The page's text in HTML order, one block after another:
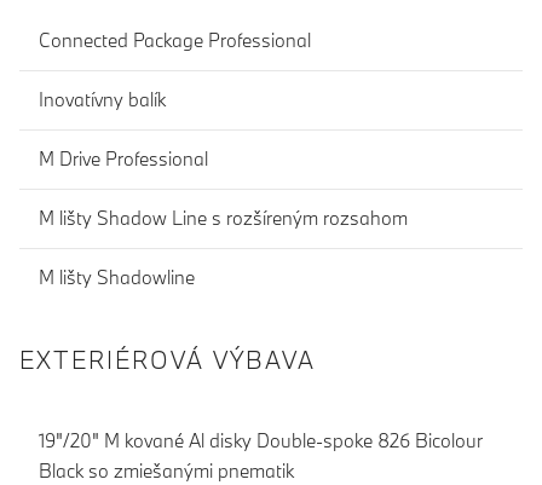
Connected Package Professional
Inovatívny balík
M Drive Professional
M lišty Shadow Line s rozšíreným rozsahom
M lišty Shadowline
EXTERIÉROVÁ VÝBAVA
19"/20" M kované Al disky Double-spoke 826 Bicolour
Black so zmiešanými pnematik